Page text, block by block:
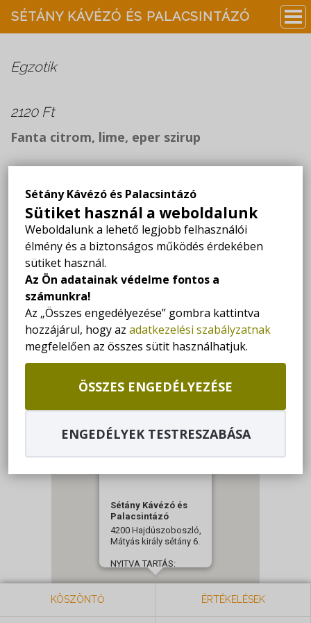
Sétány Kávézó és Palacsintázó
Sütiket használ a weboldalunk
Weboldalunk a lehető legjobb felhasználói
élmény és a biztonságos működés érdekében
sütiket használ.
Az Ön adatainak védelme fontos a
számunkra!
Az „Összes engedélyezése” gombra kattintva
hozzájárul, hogy az adatkezelési szabályzatnak
megfelelően az összes sütit használhatjuk.
ÖSSZES ENGEDÉLYEZÉSE
ENGEDÉLYEK TESTRESZABÁSA
SÉTÁNY KÁVÉZÓ ÉS PALACSINTÁZÓ
Egzotik
2120 Ft
Fanta citrom, lime, eper szirup
SÉTÁNY KÁVÉZÓ ÉS PALACSINTÁZÓ
4200 Hajdúszoboszló,
Mátyás király sétány 6.
NYITVA TARTÁS:
Hétfő - Vasárnap: 09:00-23:00
GET DIRECTIONS
+36 30/634-2117
Sétány Kávézó és
Palacsintázó
4200 Hajdúszoboszló,
Mátyás király sétány 6.
NYITVA TARTÁS:
Hétfő - Vasárnap: 09:00-
23:00
KÖSZÖNTŐ ÉRTÉKELÉSEK